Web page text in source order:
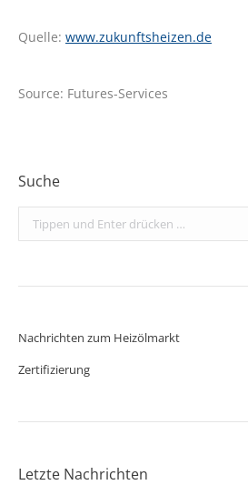
Quelle: www.zukunftsheizen.de
Source: Futures-Services
Suche
Search:
Nachrichten zum Heizölmarkt
Zertifizierung
Letzte Nachrichten